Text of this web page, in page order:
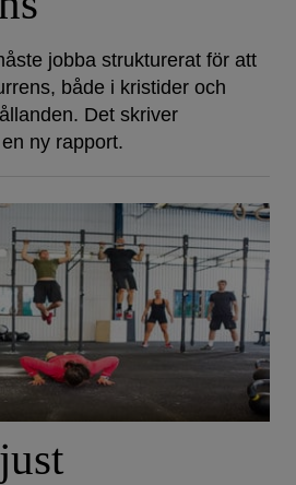
jobba strukturerat för att
både i kristider och
Det skriver
ny rapport.